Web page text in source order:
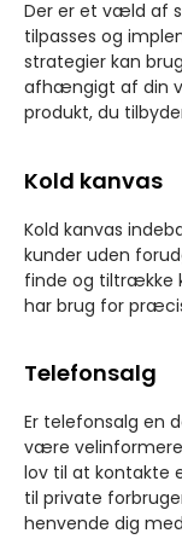
Der er et væld af
tilpasses og
strategier kan
afhængigt af din
produkt, du
Kold kanvas
Kold kanvas
kunder uden
finde og tiltrække
har brug for
Telefonsalg
Er telefonsalg en
være
lov til at kontakte
til private
henvende dig